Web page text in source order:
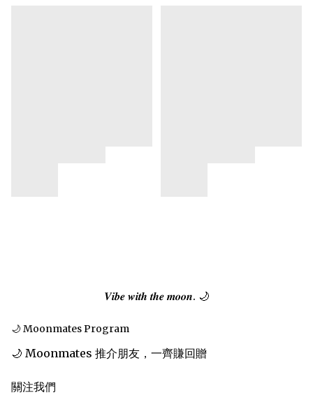
𝑽𝒊𝒃𝒆 𝒘𝒊𝒕𝒉 𝒕𝒉𝒆 𝒎𝒐𝒐𝒏. 🌙
🌙 Moonmates Program
🌙 Moonmates 推介朋友，一齊賺回贈
關注我們